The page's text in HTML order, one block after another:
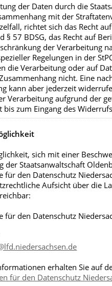
der Daten durch die
mit der
richtet sich das Recht
§ 57 BDSG, das Recht auf
der Verarbeitung
Regelungen in der
die Verarbeitung oder auf
nicht. Eine
kann aber jederzeit
Verarbeitung aufgrund der
bis zum Eingang des
sich mit einer
der Staatsanwaltschaft
für den Datenschutz
Aufsicht über die
für den Datenschutz
erhalten Sie auf
für den Datenschutz